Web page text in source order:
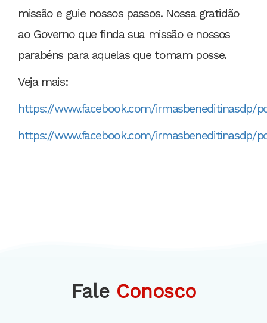
missão e guie nossos passos. Nossa gratidão
ao Governo que finda sua missão e nossos
parabéns para aquelas que tomam posse.
Veja mais:
https://www.facebook.com/irmasbeneditinasdp/
https://www.facebook.com/irmasbeneditinasdp/
Fale Conosco